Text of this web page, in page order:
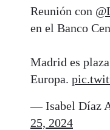
Reunión con
en el Banco
Madrid es
Europa.
— Isabel Díaz
25, 2024